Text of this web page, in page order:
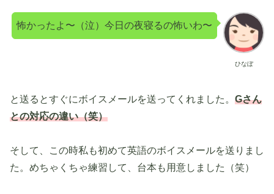
ひなぼ
怖かったよ〜（泣）今日の夜寝るの怖いわ〜
と送るとすぐにボイスメールを送ってくれました。 Gさん
との対応の違い（笑）
そして、この時私も初めて英語のボイスメールを送りまし
た。めちゃくちゃ練習して、台本も用意しました（笑）